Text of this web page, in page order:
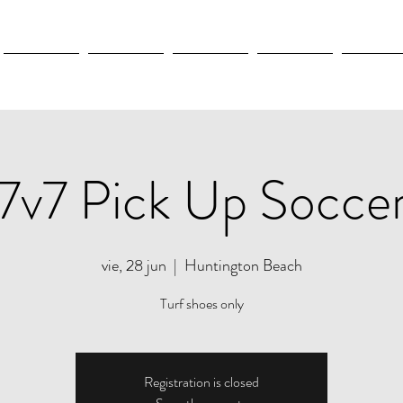
Pick Up
vie, 28 jun
  |
Huntington Beach
Turf shoes only
Registration is closed